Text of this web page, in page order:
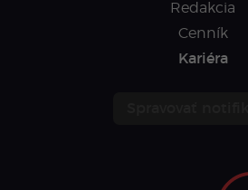
Redakcia
Cenník
Kariéra